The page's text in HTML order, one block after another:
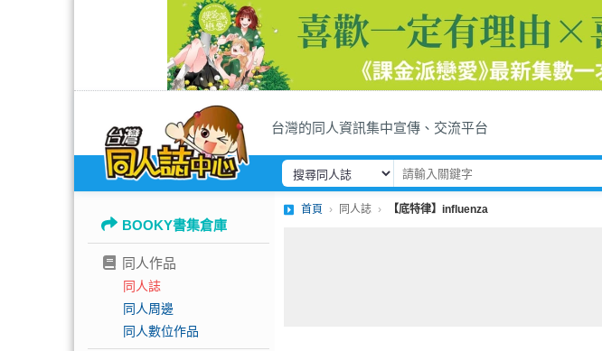
台灣的同人資訊集中宣傳、交流平台
BOOKY書集倉庫
同人作品
同人誌
同人周邊
同人數位作品
首頁 同人誌 【底特律】influenza